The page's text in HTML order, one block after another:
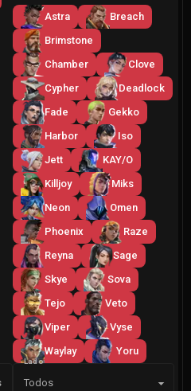
Astra
Breach
Brimstone
Chamber
Clove
Cypher
Deadlock
Fade
Gekko
Harbor
Iso
Jett
KAY/O
Killjoy
Miks
Neon
Omen
Phoenix
Raze
Reyna
Sage
Skye
Sova
Tejo
Veto
Viper
Vyse
Waylay
Yoru
Lado
Todos